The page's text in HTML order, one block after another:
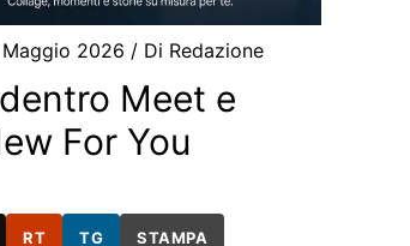
2026 / Di Redazione
Meet e
For You
RT TG STAMPA